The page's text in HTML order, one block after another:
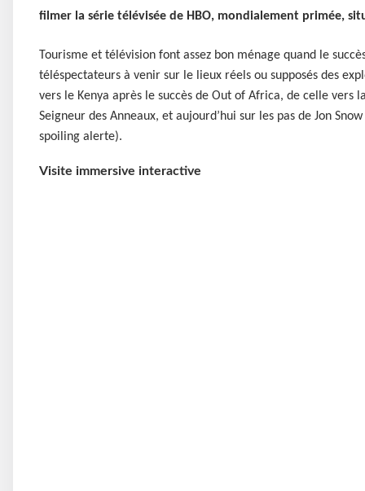
filmer la série télévisée de HBO, mondialement primée,
Tourisme et télévision font assez bon ménage quand le
téléspectateurs à venir sur le lieux réels ou supposés des
vers le Kenya après le succès de Out of Africa, de celle vers
Seigneur des Anneaux, et aujourd’hui sur les pas de Jon
spoiling alerte).
Visite immersive interactive